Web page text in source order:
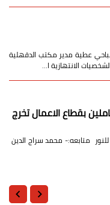
عطية مدير مكتب الدقهلية
الانتهازية ا…
بقطاع الاعمال تخرج
للنور متابعه:- محمد سراج الدين